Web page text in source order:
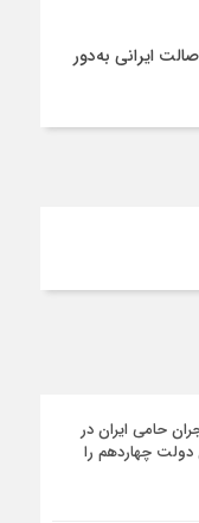
ایرانی به‌دور
مهاجران حامی ایران در
دولت چهاردهم را